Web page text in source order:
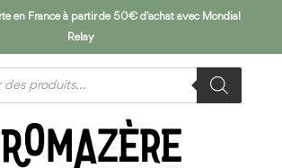
en France à partir de 50€ d’achat avec Mondial
Relay